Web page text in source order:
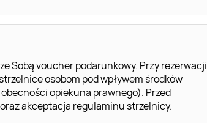
Sobą voucher podarunkowy. Przy rezerwacji
osobom pod wpływem środków
opiekuna prawnego). Przed
akceptacja regulaminu strzelnicy.